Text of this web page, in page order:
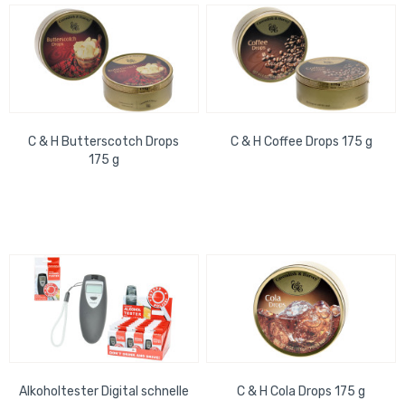
C & H Butterscotch Drops
175 g
C & H Coffee Drops 175 g
Alkoholtester Digital schnelle
C & H Cola Drops 175 g